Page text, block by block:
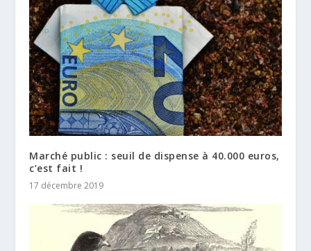
Marché public : seuil de dispense à 40.000 euros,
c’est fait !
17 décembre 2019